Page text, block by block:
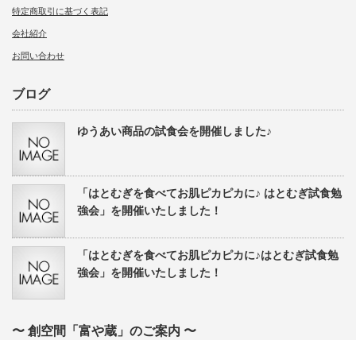
特定商取引に基づく表記
会社紹介
お問い合わせ
ブログ
ゆうあい商品の試食会を開催しました♪
「はとむぎを食べてお肌ピカピカに♪ はとむぎ試食勉
強会」を開催いたしました！
「はとむぎを食べてお肌ピカピカに♪はとむぎ試食勉
強会」を開催いたしました！
〜 創空間「富や蔵」のご案内 〜